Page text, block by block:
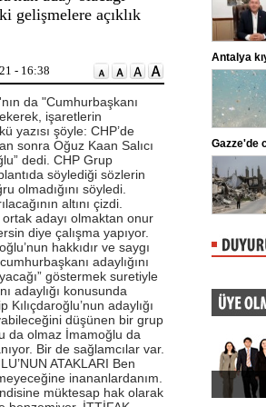
gelişmelere açıklık
- 16:38
da "Cumhurbaşkanı
işaretlerin
yazısı şöyle: CHP’de
sonra Oğuz Kaan Salıcı
dedi. CHP Grup
söylediği sözlerin
olmadığını söyledi.
altını çizdi.
ortak adayı olmaktan onur
diye çalışma yapıyor.
hakkıdır ve saygı
adaylığını
göstermek suretiyle
adaylığı konusunda
adaylığı
düşünen bir grup
da olmaz İmamoğlu da
Bir de sağlamcılar var.
ATAKLARI Ben
inananlardanım.
müktesap hak olarak
...
gıda
ve tağşiş yapan
devam ediyor.
futbolculardan
bileğinde
tespit edildiğini
şüpheli,
Antalya kıyılarında
Akdeniz
Mehmet
insan
Gazze'de can kaybı 73 bin
Gazze’deki
Ekim 2023’ten
saldırılarda